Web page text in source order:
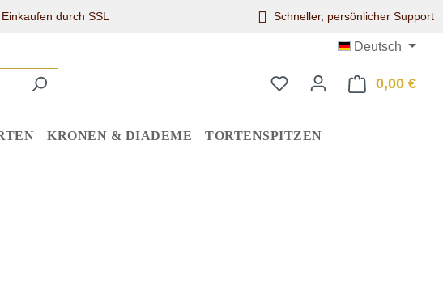
durch SSL Schneller, persönlicher Support
Deutsch
0,00 €
KRONEN & DIADEME TORTENSPITZEN